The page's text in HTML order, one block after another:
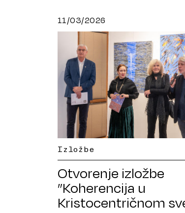
11/03/2026
Izložbe
Otvorenje izložbe
”Koherencija u
Kristocentričnom